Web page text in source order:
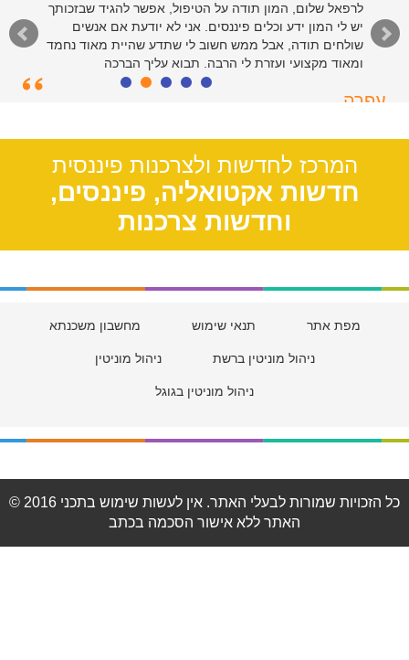
לרפאל שלום, המון תודה על הטיפול, אפשר להגיד שבזכותך
יש לי המון ידע וכלים פיננסים. אני לא יודעת אם אנשים
שולחים תודה, אבל ממש חשוב לי שתדע שהיית מאוד נחמד
ומאוד מקצועי ועזרת לי הרבה. תבוא עליך הברכה
עפרה
לרפאל וצוות המנהלים של האתר - תודות רבות על שירות
רציני ומהיר. כולי פליאה על הקלות שבה פתרתם את ענייני
בזכות הטיפים והמידע שבאתר. יישר כח
המרכז לחדשות ולצרכנות פיננסית
חדשות אקטואליה, פיננסים,
וחדשות צרכנות
מפת אתר תנאי שימוש מחשבון משכנתא
ניהול מוניטין ברשת ניהול מוניטין
ניהול מוניטין בגוגל
© 2016 כל הזכויות שמורות לבעלי האתר. אין לעשות שימוש בתכני
האתר ללא אישור הסכמה בכתב